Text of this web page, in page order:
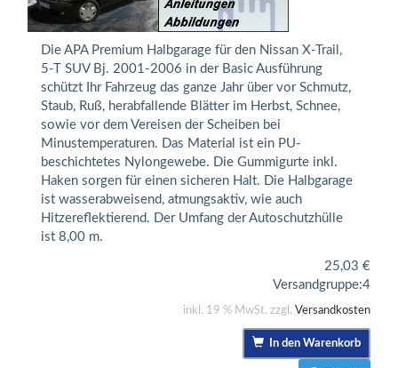
Die APA Premium Halbgarage für den Nissan X-Trail,
5-T SUV Bj. 2001-2006 in der Basic Ausführung
schützt Ihr Fahrzeug das ganze Jahr über vor Schmutz,
Staub, Ruß, herabfallende Blätter im Herbst, Schnee,
sowie vor dem Vereisen der Scheiben bei
Minustemperaturen. Das Material ist ein PU-
beschichtetes Nylongewebe. Die Gummigurte inkl.
Haken sorgen für einen sicheren Halt. Die Halbgarage
ist wasserabweisend, atmungsaktiv, wie auch
Hitzereflektierend. Der Umfang der Autoschutzhülle
ist 8,00 m.
25,03 €
Versandgruppe:4
inkl. 19 % MwSt. zzgl. Versandkosten
In den Warenkorb